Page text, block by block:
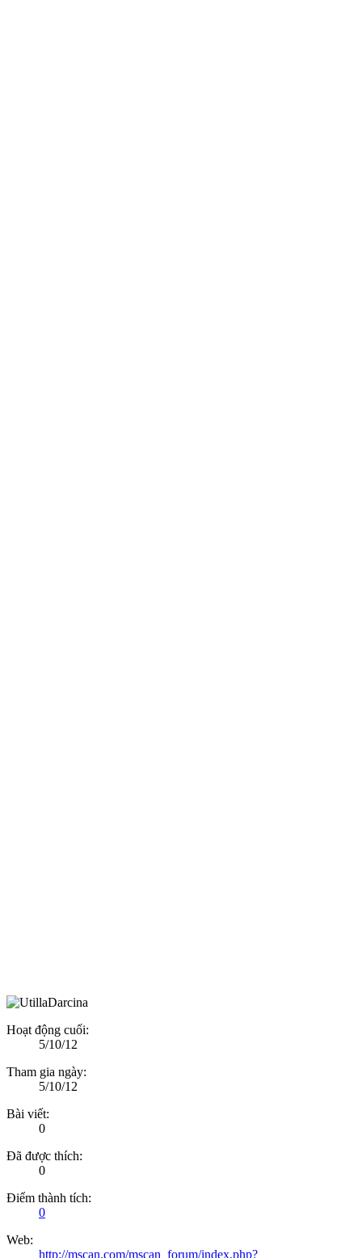
Hoạt động cuối:
5/10/12
Tham gia ngày:
5/10/12
Bài viết:
0
Đã được thích:
0
Điểm thành tích:
0
Web:
http://mscan.com/mscan_forum/index.php?